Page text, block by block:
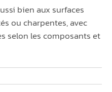
bien aux surfaces
ou charpentes, avec
selon les composants et